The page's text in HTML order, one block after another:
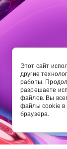
Этот сайт
другие
работы.
разрешаете
файлов. Вы
файлы cookie в
браузера.